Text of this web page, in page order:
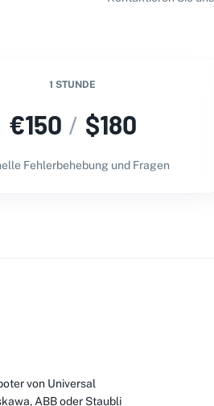
1 STUNDE
€150 / $180
Fehlerbehebung und Fragen
von Universal
ABB oder Staubli